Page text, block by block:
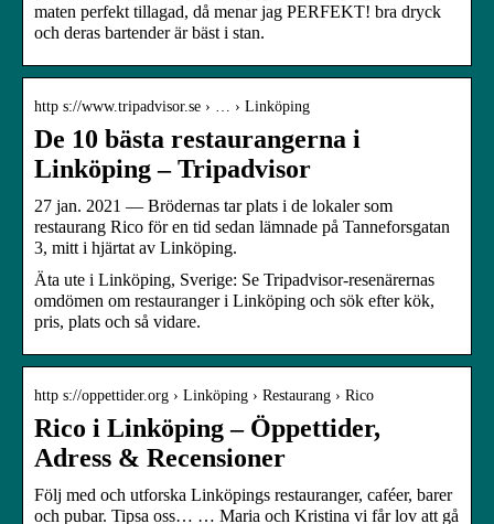
maten perfekt tillagad, då menar jag PERFEKT! bra dryck
och deras bartender är bäst i stan.
http s://www.tripadvisor.se › … › Linköping
De 10 bästa restaurangerna i
Linköping – Tripadvisor
27 jan. 2021 — Brödernas tar plats i de lokaler som
restaurang Rico för en tid sedan lämnade på Tanneforsgatan
3, mitt i hjärtat av Linköping.
Äta ute i Linköping, Sverige: Se Tripadvisor-resenärernas
omdömen om restauranger i Linköping och sök efter kök,
pris, plats och så vidare.
http s://oppettider.org › Linköping › Restaurang › Rico
Rico i Linköping – Öppettider,
Adress & Recensioner
Följ med och utforska Linköpings restauranger, caféer, barer
och pubar. Tipsa oss… … Maria och Kristina vi får lov att gå